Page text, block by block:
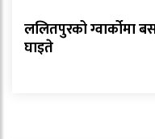
ललितपुरको ग्वार्कोमा
घाइते